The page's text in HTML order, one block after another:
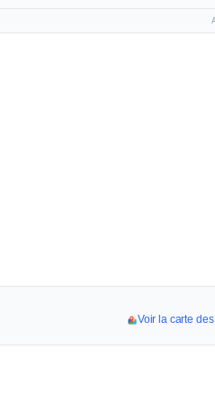
Voir la carte